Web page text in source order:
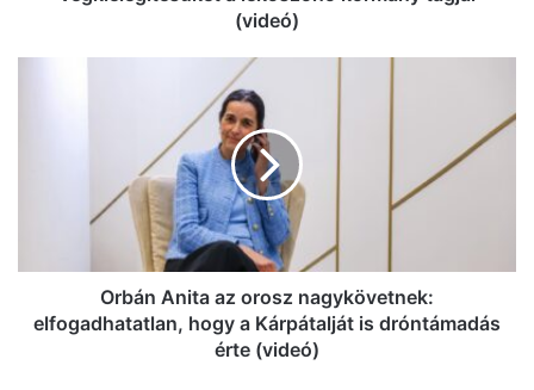
(videó)
elfogadhatatlan,
Kárpátalját
dróntámadás
Orbán Anita az orosz nagykövetnek:
elfogadhatatlan, hogy a Kárpátalját is dróntámadás
érte (videó)